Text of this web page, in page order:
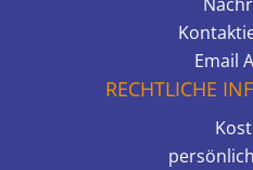
Email
RECHTLICHE